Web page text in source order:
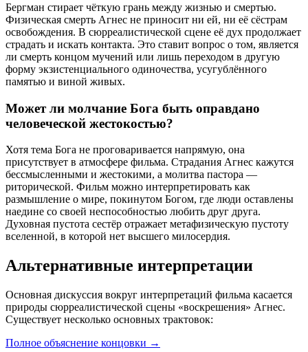
Бергман стирает чёткую грань между жизнью и смертью.
Физическая смерть Агнес не приносит ни ей, ни её сёстрам
освобождения. В сюрреалистической сцене её дух продолжает
страдать и искать контакта. Это ставит вопрос о том, является
ли смерть концом мучений или лишь переходом в другую
форму экзистенциального одиночества, усугублённого
памятью и виной живых.
Может ли молчание Бога быть оправдано
человеческой жестокостью?
Хотя тема Бога не проговаривается напрямую, она
присутствует в атмосфере фильма. Страдания Агнес кажутся
бессмысленными и жестокими, а молитва пастора —
риторической. Фильм можно интерпретировать как
размышление о мире, покинутом Богом, где люди оставлены
наедине со своей неспособностью любить друг друга.
Духовная пустота сестёр отражает метафизическую пустоту
вселенной, в которой нет высшего милосердия.
Альтернативные интерпретации
Основная дискуссия вокруг интерпретаций фильма касается
природы сюрреалистической сцены «воскрешения» Агнес.
Существует несколько основных трактовок:
Полное объяснение концовки →